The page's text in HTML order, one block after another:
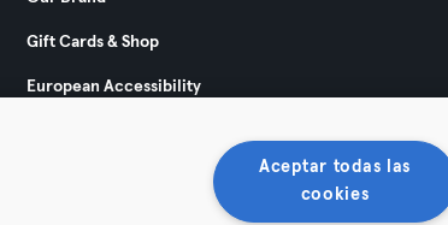
Gift Cards & Shop
European Accessibility
Aceptar todas las
cookies